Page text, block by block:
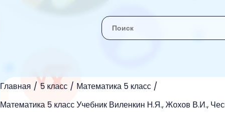
Главная 5 класс
Математика 5 класс
Математика 5 класс Учебник Виленкин Н.Я., Жохов В.И.,